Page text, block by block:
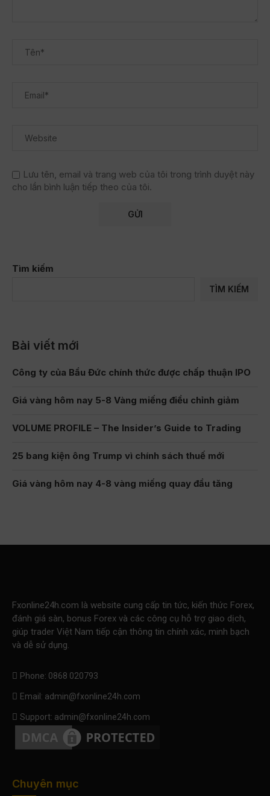
Lưu tên, email và trang web của tôi trong trình duyệt này
cho lần bình luận tiếp theo của tôi.
Tìm kiếm
TÌM KIẾM
Bài viết mới
Công ty của Bầu Đức chính thức được chấp thuận IPO
Giá vàng hôm nay 5-8 Vàng miếng điều chỉnh giảm
VOLUME PROFILE – The Insider’s Guide to Trading
25 bang kiện ông Trump vì chính sách thuế mới
Giá vàng hôm nay 4-8 vàng miếng quay đầu tăng
Fxonline24h.com là website cung cấp tin tức, kiến thức Forex,
đánh giá sàn, bonus Forex và các công cụ hỗ trợ giao dịch,
giúp trader Việt Nam tiếp cận thông tin chính xác, minh bạch
và dễ sử dụng.
Phone: 0868 020793
Email: admin@fxonline24h.com
Support: admin@fxonline24h.com
Chuyên mục